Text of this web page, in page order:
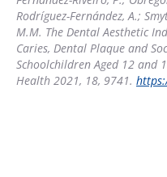
Rodríguez-Fernández, A.;
M.M. The Dental Aesthetic
Caries, Dental Plaque and
Schoolchildren Aged 12 and
Health 2021, 18, 9741.